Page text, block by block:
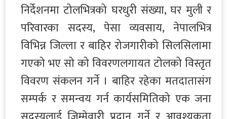
निर्देशनमा टोलभित्रको घरधुरी संख्या, घर मुली र
परिवारका सदस्य, पेसा व्यवसाय, नेपालभित्र
विभिन्न जिल्ला र बाहिर रोजगारीको सिलसिलामा
गएको भए सो को विवरणलगायत टोलको विस्तृत
विवरण संकलन गर्ने । बाहिर रहेका मतदातासंग
सम्पर्क र समन्वय गर्न कार्यसमितिको एक जना